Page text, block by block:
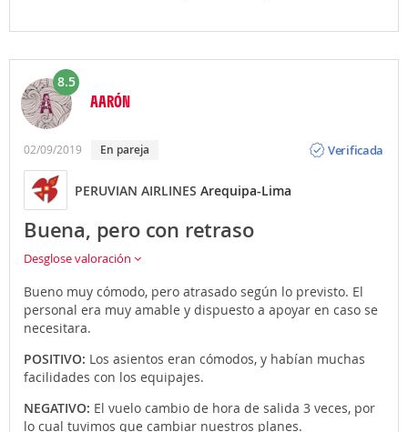
8.5
AARÓN
02/09/2019 En pareja
Verificada
PERUVIAN AIRLINES Arequipa-Lima
Buena, pero con retraso
Desglose valoración
Bueno muy cómodo, pero atrasado según lo previsto. El
personal era muy amable y dispuesto a apoyar en caso se
necesitara.
POSITIVO: Los asientos eran cómodos, y habían muchas
facilidades con los equipajes.
NEGATIVO: El vuelo cambio de hora de salida 3 veces, por
lo cual tuvimos que cambiar nuestros planes.